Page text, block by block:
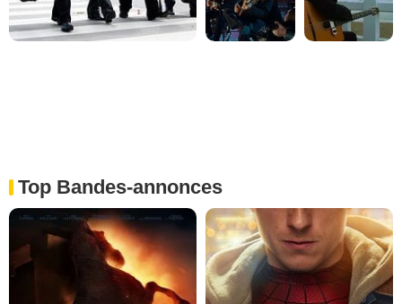
Top Bandes-annonces